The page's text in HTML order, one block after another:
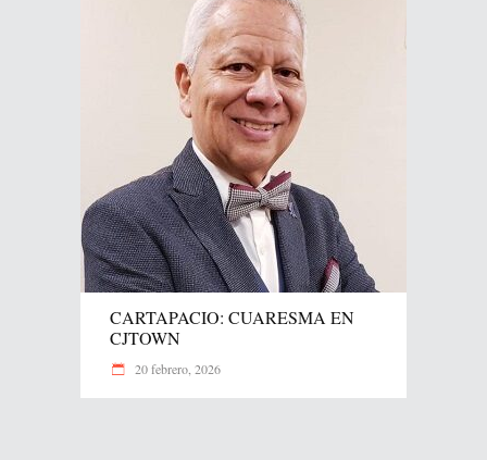
CARTAPACIO: CUARESMA EN
CJTOWN
20 febrero, 2026